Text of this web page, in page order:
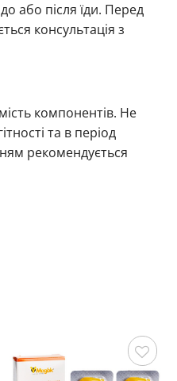
або після їди. Перед
консультація з
компонентів. Не
та в період
рекомендується